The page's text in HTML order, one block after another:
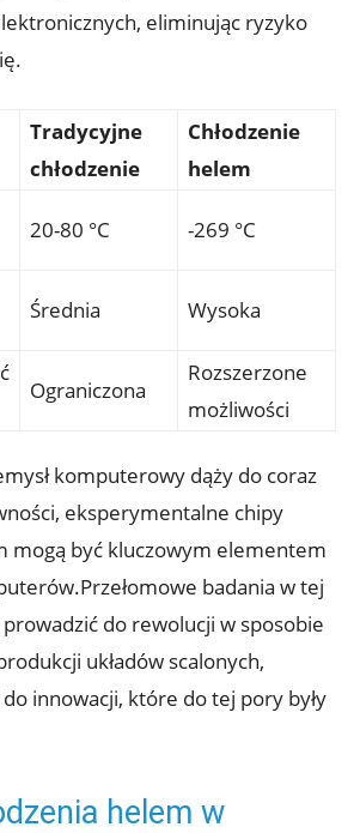
eliminując ryzyko
Tradycyjne
chłodzenie
Chłodzenie
helem
20-80 °C -269 °C
Średnia Wysoka
Ograniczona
Rozszerzone
możliwości
komputerowy dąży do coraz
eksperymentalne chipy
mogą być kluczowym elementem⁤
badania w ‌tej
do rewolucji w sposobie
układów scalonych,
innowacji, które do​ tej pory były
helem w